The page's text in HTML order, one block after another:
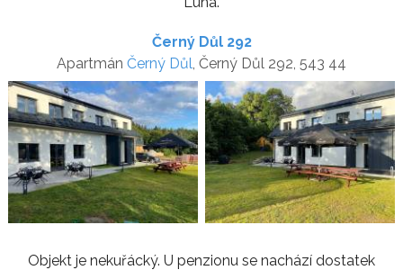
Černý Důl 292
Apartmán Černý Důl , Černý Důl 292, 543 44
Objekt je nekuřácký. U penzionu se nachází dostatek